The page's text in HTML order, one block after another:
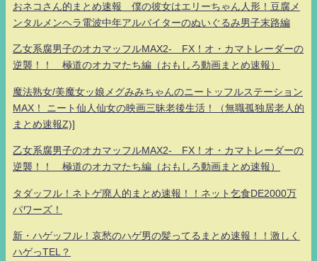
おネコさん的まとめ速報 僕の彼女はエリーちゃん人形！豆腐メ
ンタルメンヘラ電波中年アルバイターのぬいぐるみ男子末路編
乙女系腐男子のオカマッフルMAX2- FX！オ・カマトレーダーの
逆襲！！ 極道のオカマたち編（おもしろ動画まとめ速報）
魔法熟女/美魔女ッ娘メグみみちゃんのニートッフルステーション
MAX！ ニート仙人仙女の映画三昧老後生活！（無職孤独居老人的
まとめ速報Z)]
乙女系腐男子のオカマッフルMAX2- FX！オ・カマトレーダーの
逆襲！！ 極道のオカマたち編（おもしろ動画まとめ速報）
タダッフル！ネトゲ廃人的まとめ速報！！ネット乞食DE2000万
パワーズ！
新・ハゲッフル！哀愁のハゲ男の髪ってるまとめ速報！！激しく
ハゲっTEL？